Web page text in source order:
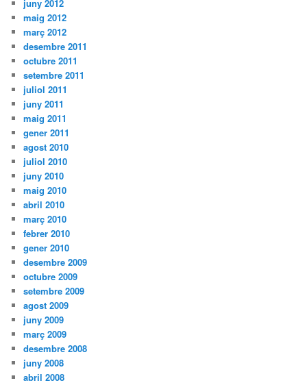
juny 2012
maig 2012
març 2012
desembre 2011
octubre 2011
setembre 2011
juliol 2011
juny 2011
maig 2011
gener 2011
agost 2010
juliol 2010
juny 2010
maig 2010
abril 2010
març 2010
febrer 2010
gener 2010
desembre 2009
octubre 2009
setembre 2009
agost 2009
juny 2009
març 2009
desembre 2008
juny 2008
abril 2008